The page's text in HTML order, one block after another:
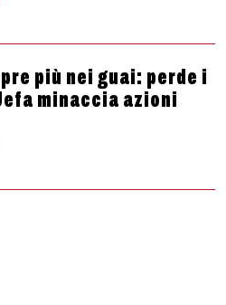
più nei guai: perde i
minaccia azioni